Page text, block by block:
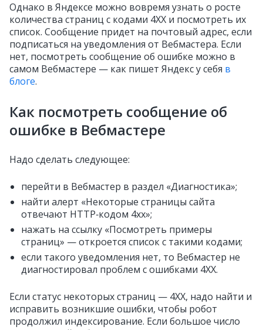
Однако в Яндексе можно вовремя узнать о росте
количества страниц с кодами 4ХХ и посмотреть их
список. Сообщение придет на почтовый адрес, если
подписаться на уведомления от Вебмастера. Если
нет, посмотреть сообщение об ошибке можно в
самом Вебмастере — как пишет Яндекс у себя в
блоге.
Как посмотреть сообщение об
ошибке в Вебмастере
Надо сделать следующее:
перейти в Вебмастер в раздел «Диагностика»;
найти алерт «Некоторые страницы сайта
отвечают HTTP‑кодом 4хх»;
нажать на ссылку «Посмотреть примеры
страниц» — откроется список с такими кодами;
если такого уведомления нет, то Вебмастер не
диагностировал проблем с ошибками 4ХХ.
Если статус некоторых страниц — 4ХХ, надо найти и
исправить возникшие ошибки, чтобы робот
продолжил индексирование. Если большое число